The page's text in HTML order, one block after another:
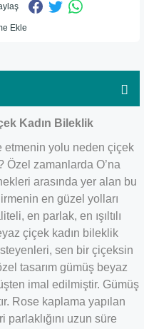
Kadın Bileklik
etmenin yolu neden çiçek
Özel zamanlarda O’na
arasında yer alan bu
en güzel yolları
en parlak, en ışıltılı
çiçek kadın bileklik
sen bir çiçeksin
tasarım gümüş beyaz
imal edilmiştir. Gümüş
Rose kaplama yapılan
uzun süre